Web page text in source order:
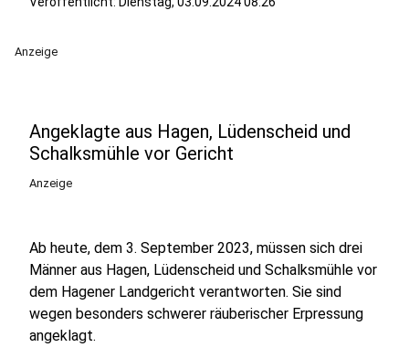
Anzeige
Angeklagte aus Hagen, Lüdenscheid und
Schalksmühle vor Gericht
Anzeige
Ab heute, dem 3. September 2023, müssen sich drei
Männer aus Hagen, Lüdenscheid und Schalksmühle vor
dem Hagener Landgericht verantworten. Sie sind
wegen besonders schwerer räuberischer Erpressung
angeklagt.